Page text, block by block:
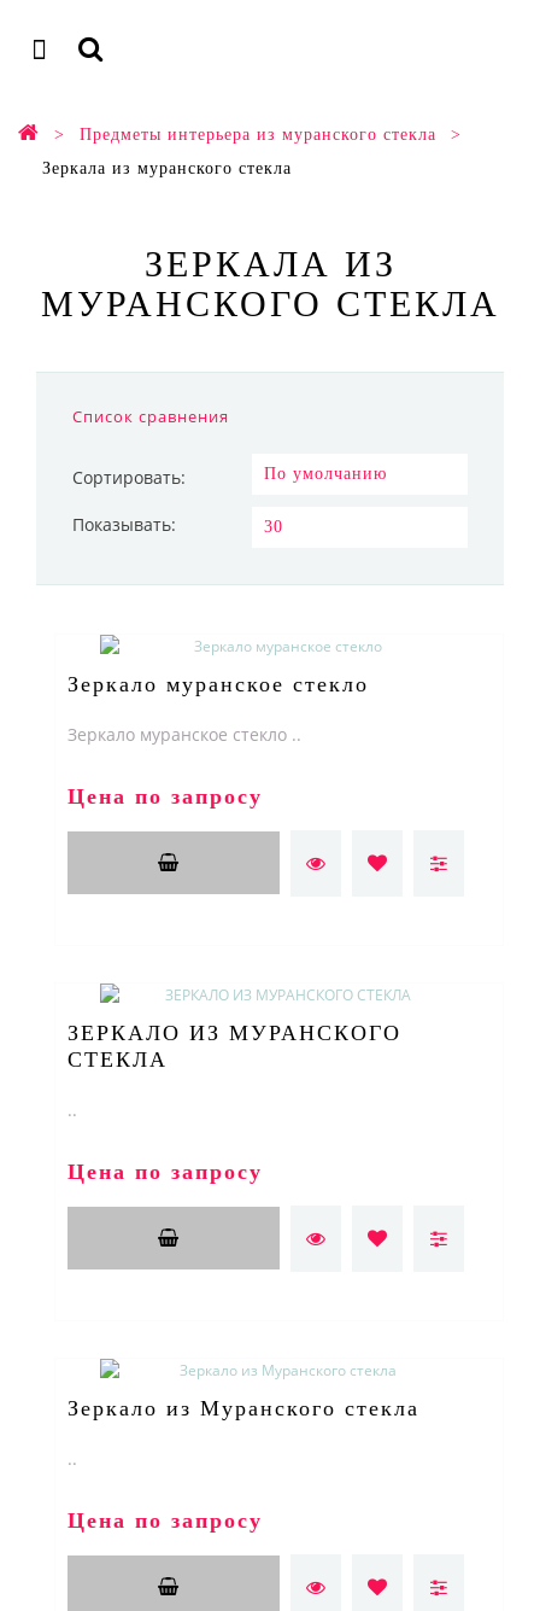
Предметы интерьера из муранского стекла
Зеркала из муранского стекла
ЗЕРКАЛА ИЗ
МУРАНСКОГО СТЕКЛА
Список сравнения
Сортировать:
Показывать:
Зеркало муранское стекло
Зеркало муранское стекло ..
Цена по запросу
ЗЕРКАЛО ИЗ МУРАНСКОГО
СТЕКЛА
..
Цена по запросу
Зеркало из Муранского стекла
..
Цена по запросу